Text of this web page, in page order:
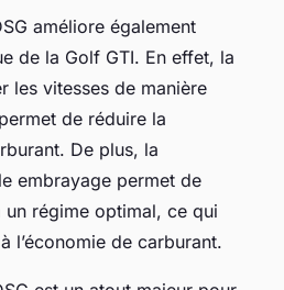
améliore également
de la Golf GTI. En effet, la
les vitesses de manière
de réduire la
De plus, la
embrayage permet de
un régime optimal, ce qui
l’économie de carburant.